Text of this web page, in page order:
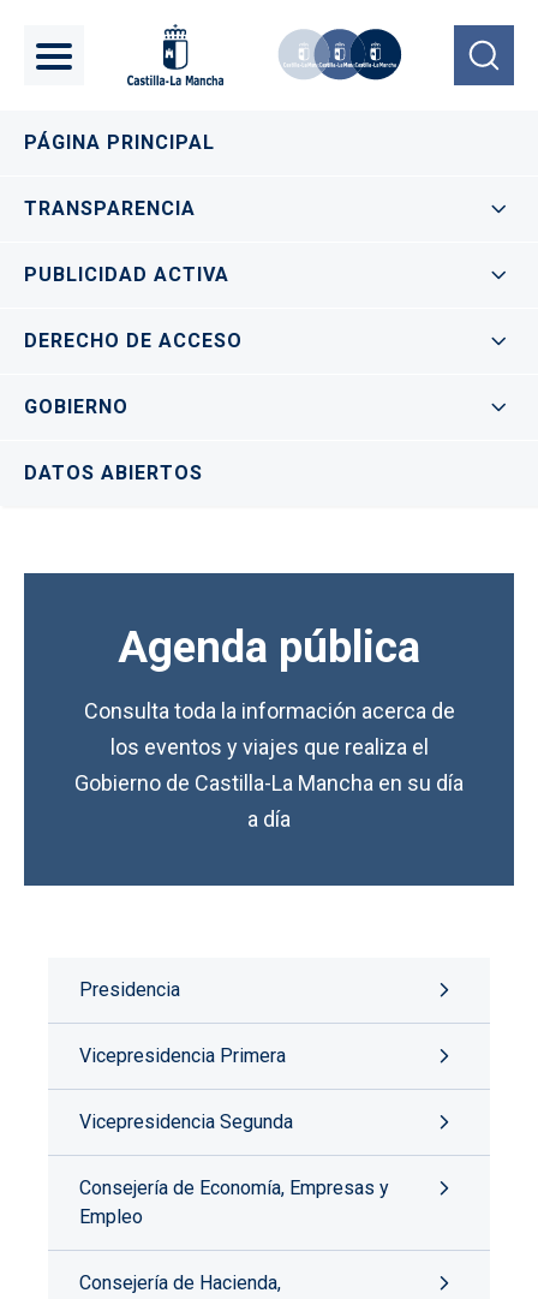
Navegación principal
PÁGINA PRINCIPAL
TRANSPARENCIA
PUBLICIDAD ACTIVA
DERECHO DE ACCESO
GOBIERNO
DATOS ABIERTOS
Agenda pública
Consulta toda la información acerca de
los eventos y viajes que realiza el
Gobierno de Castilla-La Mancha en su día
a día
Presidencia
Vicepresidencia Primera
Vicepresidencia Segunda
Consejería de Economía, Empresas y
Empleo
Consejería de Hacienda,